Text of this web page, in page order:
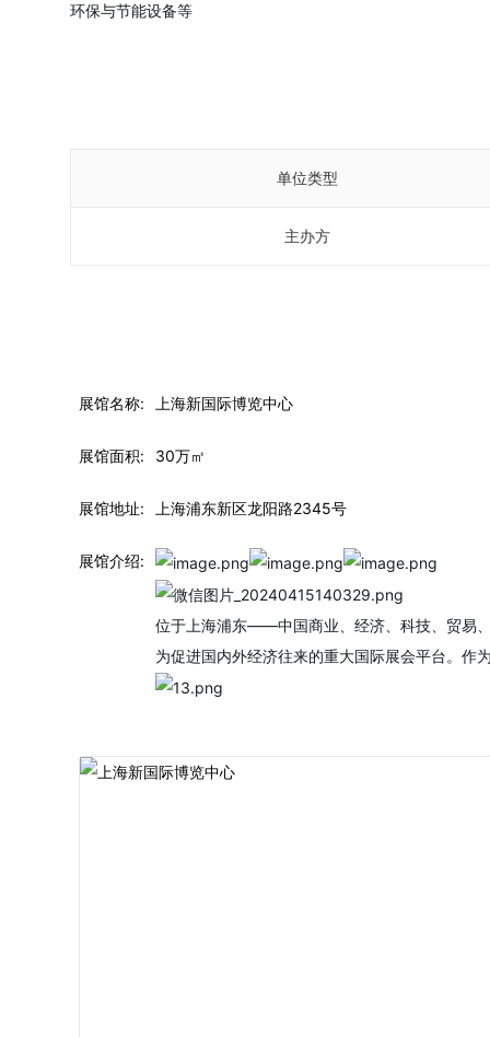
环保与节能设备等
单位类型
主办方
展馆名称: 上海新国际博览中心
展馆面积: 30万㎡
展馆地址: 上海浦东新区龙阳路2345号
展馆介绍:
位于上海浦东——中国商业、经济、科技、贸易
为促进国内外经济往来的重大国际展会平台。作